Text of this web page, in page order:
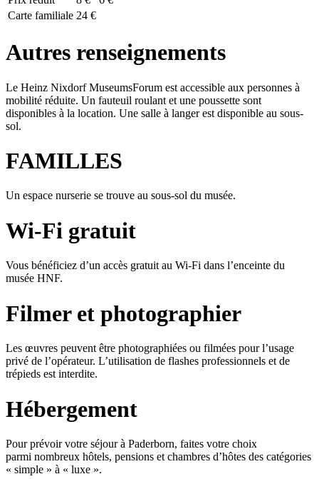
Carte familiale 24 €
Autres renseignements
Le Heinz Nixdorf MuseumsForum est accessible aux personnes à
mobilité réduite. Un fauteuil roulant et une poussette sont
disponibles à la location. Une salle à langer est disponible au sous-
sol.
FAMILLES
Un espace nurserie se trouve au sous-sol du musée.
Wi-Fi gratuit
Vous bénéficiez d’un accès gratuit au Wi-Fi dans l’enceinte du
musée HNF.
Filmer et photographier
Les œuvres peuvent être photographiées ou filmées pour l’usage
privé de l’opérateur. L’utilisation de flashes professionnels et de
trépieds est interdite.
Hébergement
Pour prévoir votre séjour à Paderborn, faites votre choix
parmi nombreux hôtels, pensions et chambres d’hôtes des catégories
« simple » à « luxe ».